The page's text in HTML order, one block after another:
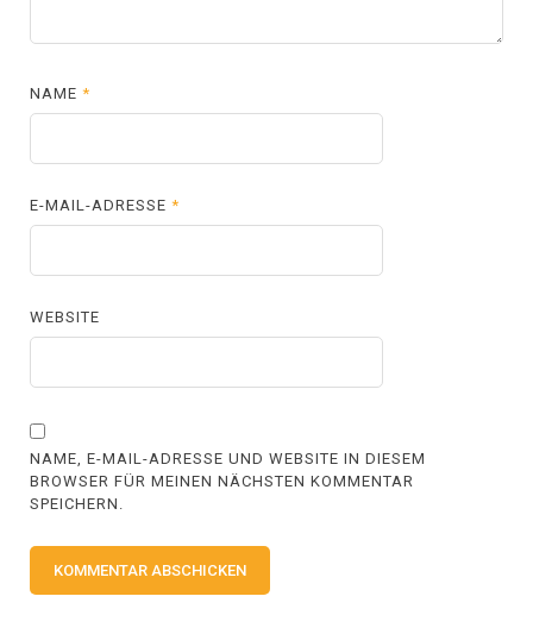
NAME*
E-MAIL-ADRESSE*
WEBSITE
NAME, E-MAIL-ADRESSE UND WEBSITE IN DIESEM
BROWSER FÜR MEINEN NÄCHSTEN KOMMENTAR
SPEICHERN.